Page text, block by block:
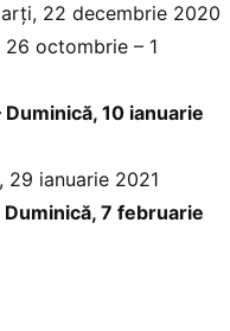
decembrie 2020
octombrie – 1
10 ianuarie
2021
7 februarie